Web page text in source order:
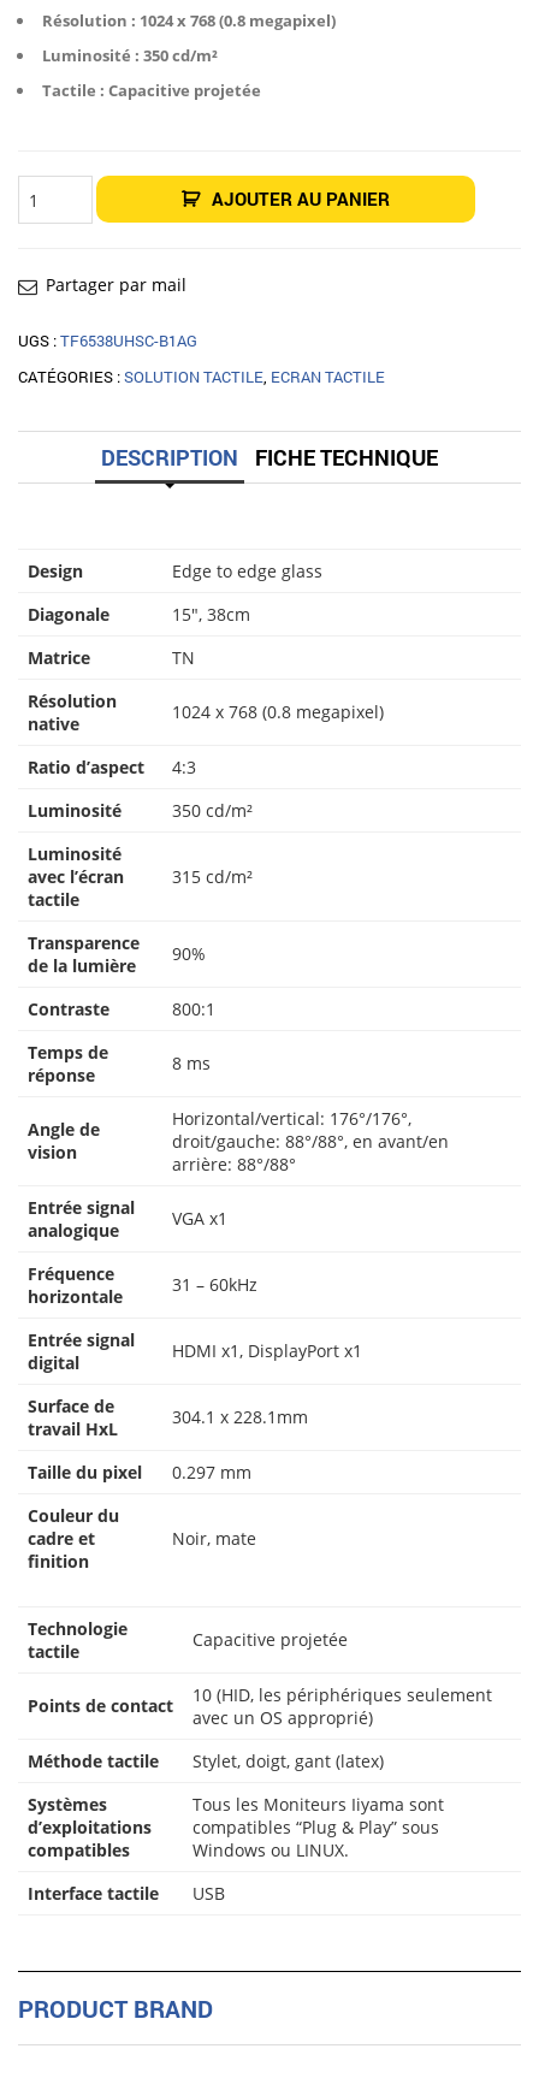
Résolution : 1024 x 768 (0.8 megapixel)
Luminosité : 350 cd/m²
Tactile : Capacitive projetée
quantité
de
T1532MSC-
B1S
AJOUTER AU PANIER
Partager par mail
UGS :TF6538UHSC-B1AG
CATÉGORIES :SOLUTION TACTILE, ECRAN TACTILE
DESCRIPTION FICHE TECHNIQUE
Design
Edge to edge glass
Diagonale
15″, 38cm
Matrice
TN
Résolution
native
1024 x 768 (0.8 megapixel)
Ratio d’aspect
4:3
Luminosité
350 cd/m²
Luminosité
avec l’écran
tactile
315 cd/m²
Transparence
de la lumière
90%
Contraste
800:1
Temps de
réponse
8 ms
Angle de
vision
Horizontal/vertical: 176°/176°,
droit/gauche: 88°/88°, en avant/en
arrière: 88°/88°
Entrée signal
analogique
VGA x1
Fréquence
horizontale
31 – 60kHz
Entrée signal
digital
HDMI x1, DisplayPort x1
Surface de
travail HxL
304.1 x 228.1mm
Taille du pixel
0.297 mm
Couleur du
cadre et
finition
Noir, mate
Technologie
tactile
Capacitive projetée
Points de contact
10 (HID, les périphériques seulement
avec un OS approprié)
Méthode tactile
Stylet, doigt, gant (latex)
Systèmes
d’exploitations
compatibles
Tous les Moniteurs Iiyama sont
compatibles “Plug & Play” sous
Windows ou LINUX.
Interface tactile
USB
PRODUCT BRAND